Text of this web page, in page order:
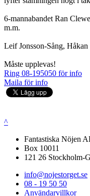
6-mannabandet Ran
m.m.
Leif Jonsson-Sång,
Måste upplevas!
Ring 08-195050 för info
Maila för info
^
Fantastiska Nöjen
Box 10011
121 26 Stockholm-
info@nojestorget.se
08 - 19 50 50
Användarvillkor